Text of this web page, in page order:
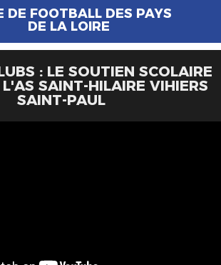
DE FOOTBALL DES PAYS
DE LA LOIRE
: LE SOUTIEN SCOLAIRE
SAINT-HILAIRE VIHIERS
SAINT-PAUL